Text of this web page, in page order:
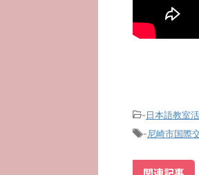
-日本語教室
-尼崎市国際